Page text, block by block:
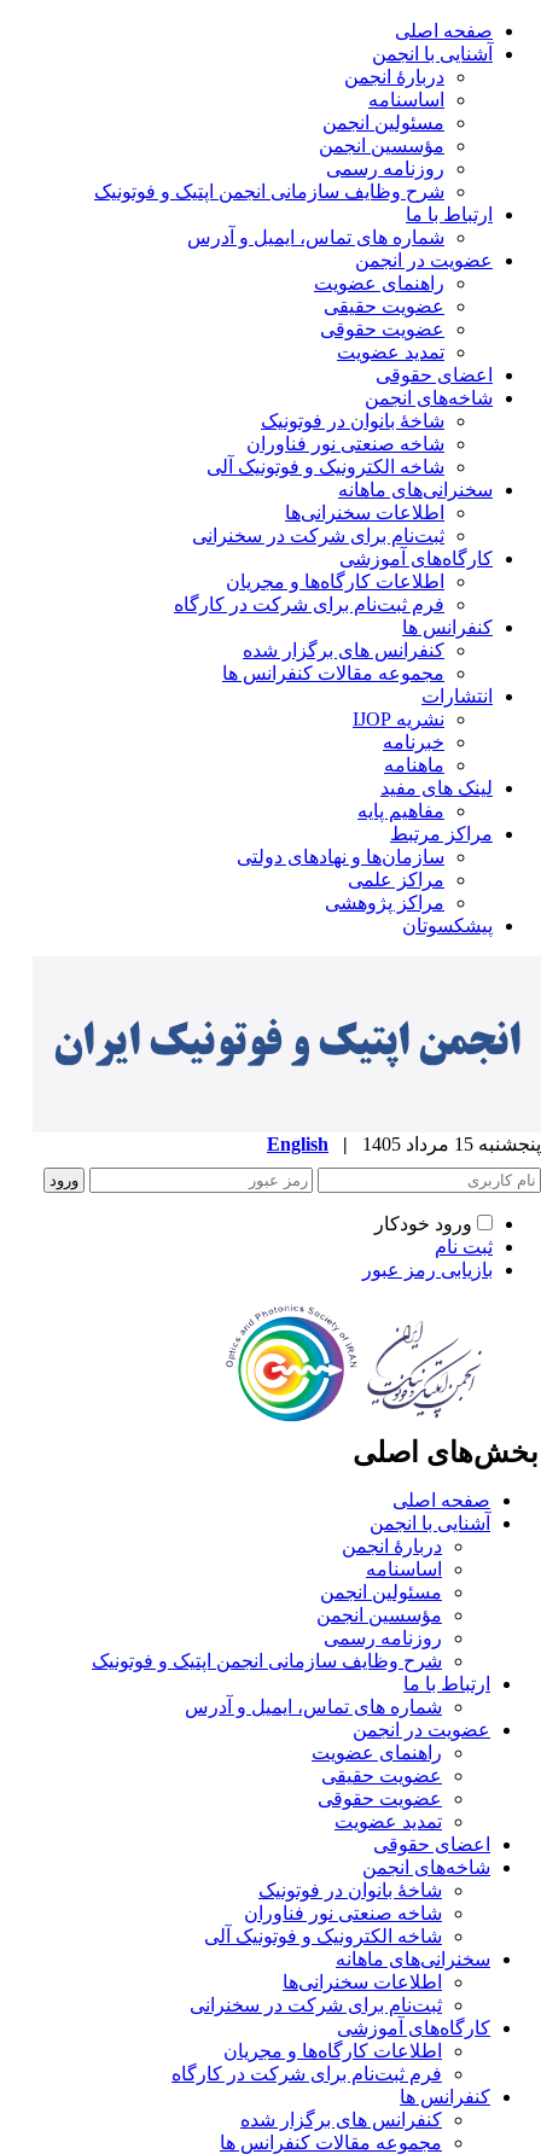
صفحه اصلی
آشنایی با انجمن
دربارۀ انجمن
اساسنامه
مسئولین انجمن
مؤسسین انجمن
روزنامه رسمی
شرح وظایف سازمانی انجمن اپتیک و فوتونیک
ارتباط با ما
شماره های تماس، ایمیل و آدرس
عضویت در انجمن
راهنمای عضویت
عضویت حقیقی
عضویت حقوقی
تمدید عضویت
اعضای حقوقی
شاخه‌های انجمن
شاخۀ بانوان در فوتونیک
شاخه صنعتی نور فناوران
شاخه‌ الکترونیک و فوتونیک آلی
سخنرانی‌های ماهانه
اطلاعات سخنرانی‌‌ها
ثبت‌نام برای شرکت در سخنرانی
کارگاه‌های آموزشی
اطلاعات کارگاه‌ها و مجریان
فرم ثبت‌نام برای شرکت در کارگاه
کنفرانس ها
کنفرانس های برگزار شده
مجموعه مقالات کنفرانس ها
انتشارات
نشریه IJOP
خبرنامه
ماهنامه
لینک های مفید
مفاهیم پایه
مراکز مرتبط
سازمان‌ها و نهادهای دولتی
مراکز علمی
مراکز پژوهشی
پیشکسوتان
15 مرداد 1405 |
English
ورود خودکار
ثبت نام
بازیابی رمز عبور
اصلی
صفحه اصلی
آشنایی با انجمن
دربارۀ انجمن
اساسنامه
مسئولین انجمن
مؤسسین انجمن
روزنامه رسمی
شرح وظایف سازمانی انجمن اپتیک و فوتونیک
ارتباط با ما
شماره های تماس، ایمیل و آدرس
عضویت در انجمن
راهنمای عضویت
عضویت حقیقی
عضویت حقوقی
تمدید عضویت
اعضای حقوقی
شاخه‌های انجمن
شاخۀ بانوان در فوتونیک
شاخه صنعتی نور فناوران
شاخه‌ الکترونیک و فوتونیک آلی
سخنرانی‌های ماهانه
اطلاعات سخنرانی‌‌ها
ثبت‌نام برای شرکت در سخنرانی
کارگاه‌های آموزشی
اطلاعات کارگاه‌ها و مجریان
فرم ثبت‌نام برای شرکت در کارگاه
کنفرانس ها
کنفرانس های برگزار شده
مجموعه مقالات کنفرانس ها